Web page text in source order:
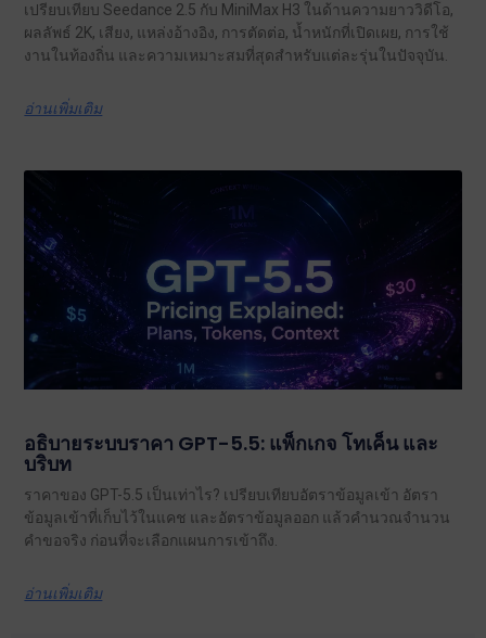
เปรียบเทียบ Seedance 2.5 กับ MiniMax H3 ในด้านความยาววิดีโอ,
ผลลัพธ์ 2K, เสียง, แหล่งอ้างอิง, การตัดต่อ, น้ำหนักที่เปิดเผย, การใช้
งานในท้องถิ่น และความเหมาะสมที่สุดสำหรับแต่ละรุ่นในปัจจุบัน.
อ่านเพิ่มเติม
อธิบายระบบราคา GPT-5.5: แพ็กเกจ โทเค็น และ
บริบท
ราคาของ GPT-5.5 เป็นเท่าไร? เปรียบเทียบอัตราข้อมูลเข้า อัตรา
ข้อมูลเข้าที่เก็บไว้ในแคช และอัตราข้อมูลออก แล้วคำนวณจำนวน
คำขอจริง ก่อนที่จะเลือกแผนการเข้าถึง.
อ่านเพิ่มเติม